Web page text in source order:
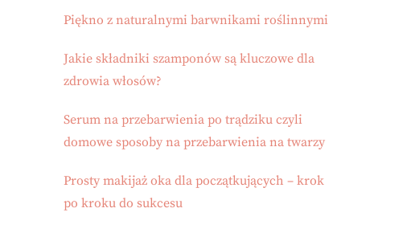
Piękno z naturalnymi barwnikami roślinnymi
Jakie składniki szamponów są kluczowe dla
zdrowia włosów?
Serum na przebarwienia po trądziku czyli
domowe sposoby na przebarwienia na twarzy
Prosty makijaż oka dla początkujących – krok
po kroku do sukcesu